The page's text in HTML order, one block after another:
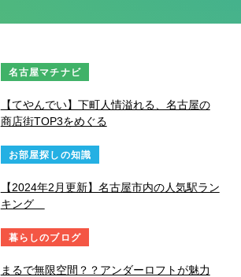
名古屋マチナビ
【てやんでい】下町人情溢れる、名古屋の
商店街TOP3をめぐる
お部屋探しの知識
【2024年2月更新】名古屋市内の人気駅ラン
キング
暮らしのブログ
まるで無限空間？？アンダーロフトが魅力